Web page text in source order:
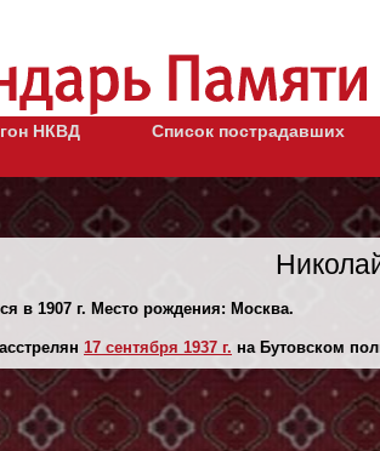
НКВД
Список пострадавших
в 1907 г. Место рождения: Москва.
17 сентября 1937 г. на Бутовском